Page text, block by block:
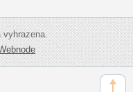
vyhrazena.